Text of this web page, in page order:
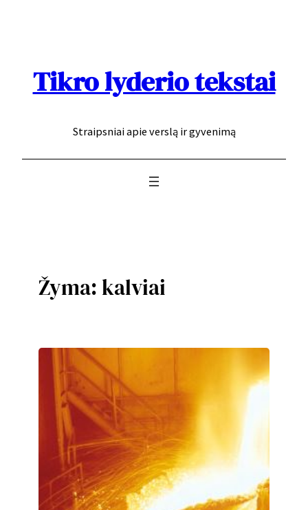
Tikro lyderio tekstai
Straipsniai apie verslą ir gyvenimą
Žyma:kalviai